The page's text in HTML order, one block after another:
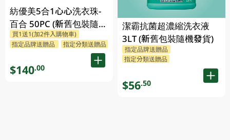
紡優美5合1心心洗衣珠-
百合 50PC (新舊包裝隨機
發送)
買1送1(加2件入購物車)
指定品牌送贈品
指定分類送贈品
$140.00
潔霸抗菌超濃縮洗衣液
3LT (新舊包裝隨機發貨)
指定品牌送贈品
指定分類送贈品
$56.50